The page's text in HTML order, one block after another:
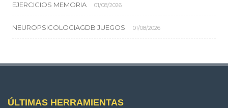
EJERCICIOS MEMORIA 01/08/2026
NEUROPSICOLOGIAGDB JUEGOS 01/08/2026
ÚLTIMAS HERRAMIENTAS